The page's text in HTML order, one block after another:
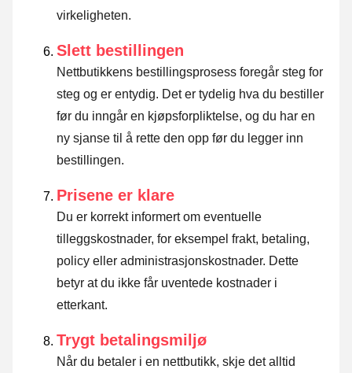
virkeligheten.
Slett bestillingen
Nettbutikkens bestillingsprosess foregår steg for
steg og er entydig. Det er tydelig hva du bestiller
før du inngår en kjøpsforpliktelse, og du har en
ny sjanse til å rette den opp før du legger inn
bestillingen.
Prisene er klare
Du er korrekt informert om eventuelle
tilleggskostnader, for eksempel frakt, betaling,
policy eller administrasjonskostnader. Dette
betyr at du ikke får uventede kostnader i
etterkant.
Trygt betalingsmiljø
Når du betaler i en nettbutikk, skje det alltid